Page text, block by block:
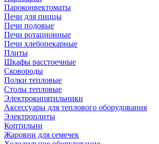
Пароконвектоматы
Печи для пиццы
Печи подовые
Печи ротационные
Печи хлебопекарные
Плиты
Шкафы расстоечные
Сковороды
Полки тепловые
Столы тепловые
Электрокипятильники
Аксессуары для теплового оборудования
Электроплиты
Коптильни
Жаровни для семечек